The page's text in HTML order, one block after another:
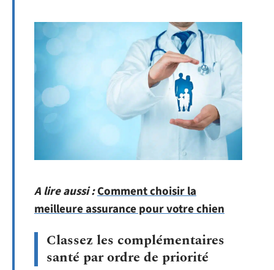
A lire aussi :Comment choisir la
meilleure assurance pour votre chien
Classez les complémentaires
santé par ordre de priorité